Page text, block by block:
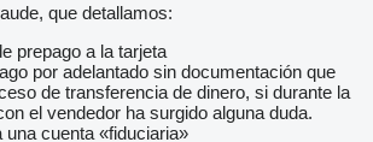
que detallamos:
prepago a la tarjeta
por adelantado sin documentación que
de transferencia de dinero, si durante la
el vendedor ha surgido alguna duda.
una cuenta «fiduciaria»